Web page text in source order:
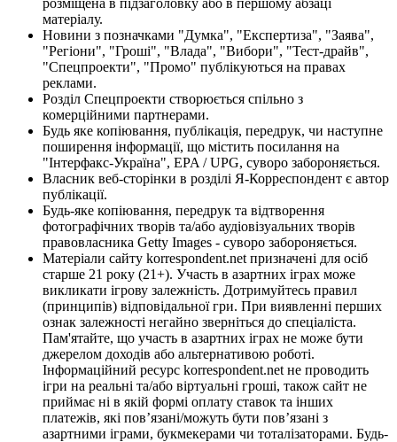
матеріалу.
Новини з позначками "Думка", "Експертиза", "Заява",
"Регіони", "Гроші", "Влада", "Вибори", "Тест-драйв",
"Спецпроекти", "Промо" публікуються на правах
реклами.
Розділ Спецпроекти створюється спільно з
комерційними партнерами.
Будь яке копіювання, публікація, передрук, чи наступне
поширення інформації, що містить посилання на
"Інтерфакс-Україна", EPA / UPG, суворо забороняється.
Власник веб-сторінки в розділі Я-Корреспондент є автор
публікації.
Будь-яке копіювання, передрук та відтворення
фотографічних творів та/або аудіовізуальних творів
правовласника Getty Images - суворо забороняється.
Матеріали сайту korrespondent.net призначені для осіб
старше 21 року (21+). Участь в азартних іграх може
викликати ігрову залежність. Дотримуйтесь правил
(принципів) відповідальної гри. При виявленні перших
ознак залежності негайно зверніться до спеціаліста.
Пам'ятайте, що участь в азартних іграх не може бути
джерелом доходів або альтернативою роботі.
Інформаційний ресурс korrespondent.net не проводить
ігри на реальні та/або віртуальні гроші, також сайт не
приймає ні в якій формі оплату ставок та інших
платежів, які пов’язані/можуть бути пов’язані з
азартними іграми, букмекерами чи тоталізаторами. Будь-